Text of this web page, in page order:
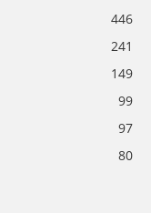
446
241
149
99
97
80